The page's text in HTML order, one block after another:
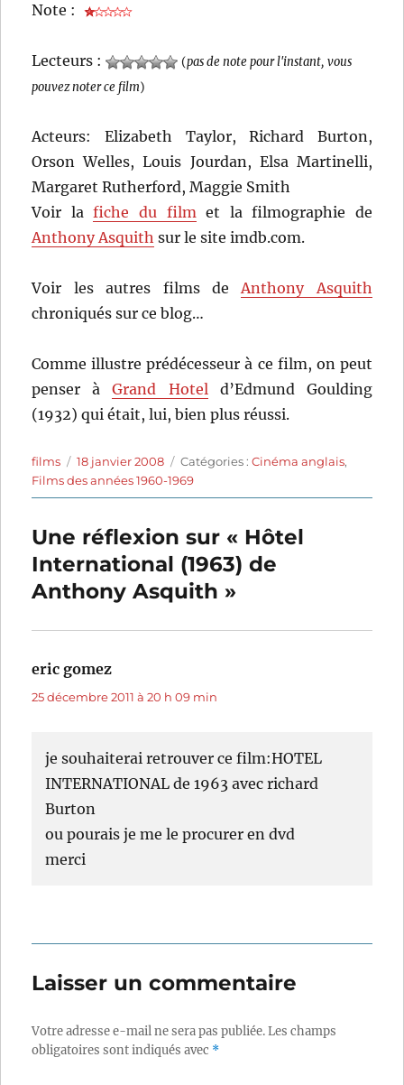
Note :
Lecteurs : (pas de note pour l'instant, vous
pouvez noter ce film)
Acteurs: Elizabeth Taylor, Richard Burton,
Orson Welles, Louis Jourdan, Elsa Martinelli,
Margaret Rutherford, Maggie Smith
Voir lafiche du filmet la filmographie de
Anthony Asquith sur le site imdb.com.
Voir les autres films deAnthony Asquith
chroniqués sur ce blog…
Comme illustre prédécesseur à ce film, on peut
penser àGrand Hoteld’Edmund Goulding
(1932) qui était, lui, bien plus réussi.
Auteur
films
Publié
le
18 janvier 2008 Catégories
Catégories :Cinéma anglais,
Films des années 1960-1969
Une réflexion sur « Hôtel
International (1963) de
Anthony Asquith »
eric gomez
25 décembre 2011 à 20 h 09 min
je souhaiterai retrouver ce film:HOTEL
INTERNATIONAL de 1963 avec richard
Burton
ou pourais je me le procurer en dvd
merci
Laisser un commentaire
Votre adresse e-mail ne sera pas publiée.Les champs
obligatoires sont indiqués avec *